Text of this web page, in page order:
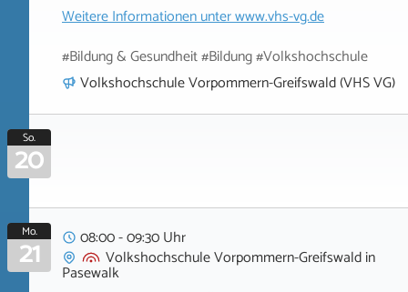
Weitere Informationen unterwww.vhs-vg.de
#Bildung & Gesundheit #Bildung #Volkshochschule
Volkshochschule Vorpommern-Greifswald (VHS VG)
So.
20
Mo.
21
08:00 - 09:30 Uhr
Volkshochschule Vorpommern-Greifswaldin
Pasewalk